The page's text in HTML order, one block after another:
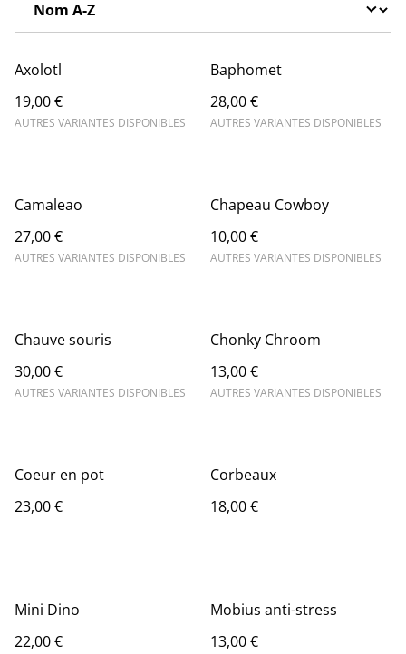
Axolotl
19,00 €
AUTRES VARIANTES DISPONIBLES
Baphomet
28,00 €
AUTRES VARIANTES DISPONIBLES
Camaleao
27,00 €
AUTRES VARIANTES DISPONIBLES
Chapeau Cowboy
10,00 €
AUTRES VARIANTES DISPONIBLES
Chauve souris
30,00 €
AUTRES VARIANTES DISPONIBLES
Chonky Chroom
13,00 €
AUTRES VARIANTES DISPONIBLES
Coeur en pot
23,00 €
Corbeaux
18,00 €
Mini Dino
22,00 €
Mobius anti-stress
13,00 €